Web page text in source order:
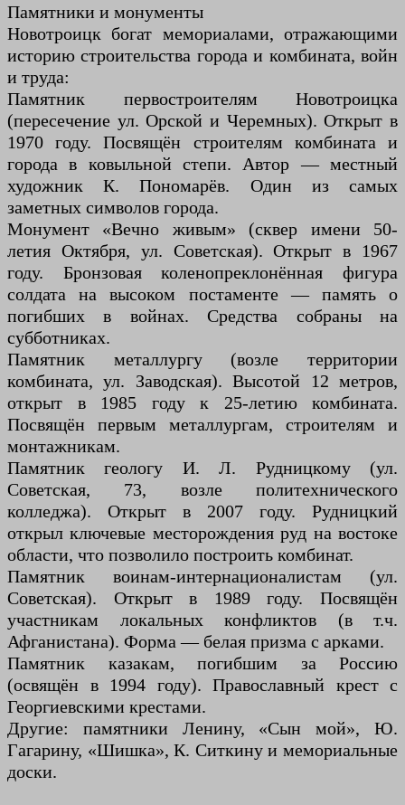
Памятники и монументы
Новотроицк богат мемориалами, отражающими
историю строительства города и комбината, войн
и труда:
Памятник первостроителям Новотроицка
(пересечение ул. Орской и Черемных). Открыт в
1970 году. Посвящён строителям комбината и
города в ковыльной степи. Автор — местный
художник К. Пономарёв. Один из самых
заметных символов города.
Монумент «Вечно живым» (сквер имени 50-
летия Октября, ул. Советская). Открыт в 1967
году. Бронзовая коленопреклонённая фигура
солдата на высоком постаменте — память о
погибших в войнах. Средства собраны на
субботниках.
Памятник металлургу (возле территории
комбината, ул. Заводская). Высотой 12 метров,
открыт в 1985 году к 25-летию комбината.
Посвящён первым металлургам, строителям и
монтажникам.
Памятник геологу И. Л. Рудницкому (ул.
Советская, 73, возле политехнического
колледжа). Открыт в 2007 году. Рудницкий
открыл ключевые месторождения руд на востоке
области, что позволило построить комбинат.
Памятник воинам-интернационалистам (ул.
Советская). Открыт в 1989 году. Посвящён
участникам локальных конфликтов (в т.ч.
Афганистана). Форма — белая призма с арками.
Памятник казакам, погибшим за Россию
(освящён в 1994 году). Православный крест с
Георгиевскими крестами.
Другие: памятники Ленину, «Сын мой», Ю.
Гагарину, «Шишка», К. Ситкину и мемориальные
доски.